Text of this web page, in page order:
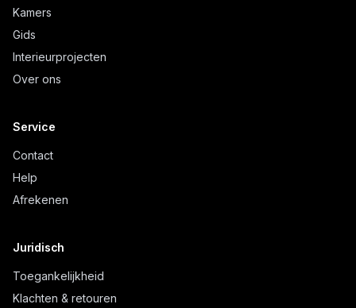
Kamers
Gids
Interieurprojecten
Over ons
Service
Contact
Help
Afrekenen
Juridisch
Toegankelijkheid
Klachten & retouren